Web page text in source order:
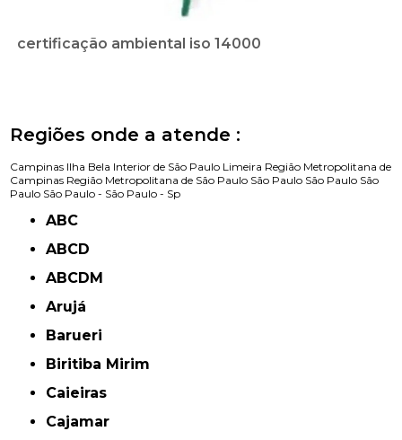
certificação ambiental iso 14000
Regiões onde a atende :
Campinas Ilha Bela Interior de São Paulo Limeira Região Metropolitana de
Campinas Região Metropolitana de São Paulo São Paulo São Paulo São
Paulo São Paulo - São Paulo - Sp
ABC
ABCD
ABCDM
Arujá
Barueri
Biritiba Mirim
Caieiras
Cajamar